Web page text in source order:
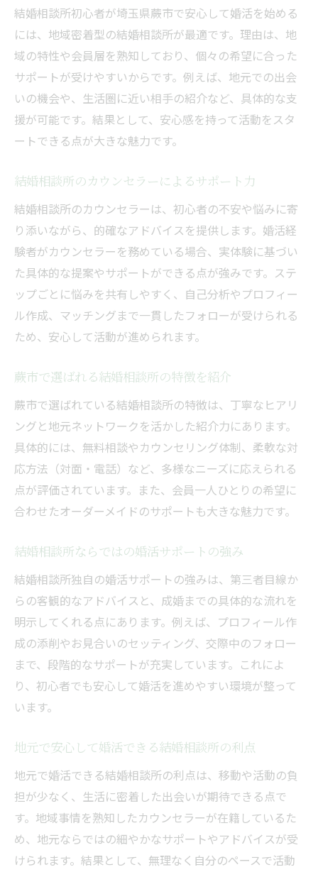
結婚相談所初心者が埼玉県蕨市で安心して婚活を始める
には、地域密着型の結婚相談所が最適です。理由は、地
域の特性や会員層を熟知しており、個々の希望に合った
サポートが受けやすいからです。例えば、地元での出会
いの機会や、生活圏に近い相手の紹介など、具体的な支
援が可能です。結果として、安心感を持って活動をスタ
ートできる点が大きな魅力です。
結婚相談所のカウンセラーによるサポート力
結婚相談所のカウンセラーは、初心者の不安や悩みに寄
り添いながら、的確なアドバイスを提供します。婚活経
験者がカウンセラーを務めている場合、実体験に基づい
た具体的な提案やサポートができる点が強みです。ステ
ップごとに悩みを共有しやすく、自己分析やプロフィー
ル作成、マッチングまで一貫したフォローが受けられる
ため、安心して活動が進められます。
蕨市で選ばれる結婚相談所の特徴を紹介
蕨市で選ばれている結婚相談所の特徴は、丁寧なヒアリ
ングと地元ネットワークを活かした紹介力にあります。
具体的には、無料相談やカウンセリング体制、柔軟な対
応方法（対面・電話）など、多様なニーズに応えられる
点が評価されています。また、会員一人ひとりの希望に
合わせたオーダーメイドのサポートも大きな魅力です。
結婚相談所ならではの婚活サポートの強み
結婚相談所独自の婚活サポートの強みは、第三者目線か
らの客観的なアドバイスと、成婚までの具体的な流れを
明示してくれる点にあります。例えば、プロフィール作
成の添削やお見合いのセッティング、交際中のフォロー
まで、段階的なサポートが充実しています。これによ
り、初心者でも安心して婚活を進めやすい環境が整って
います。
地元で安心して婚活できる結婚相談所の利点
地元で婚活できる結婚相談所の利点は、移動や活動の負
担が少なく、生活に密着した出会いが期待できる点で
す。地域事情を熟知したカウンセラーが在籍しているた
め、地元ならではの細やかなサポートやアドバイスが受
けられます。結果として、無理なく自分のペースで活動